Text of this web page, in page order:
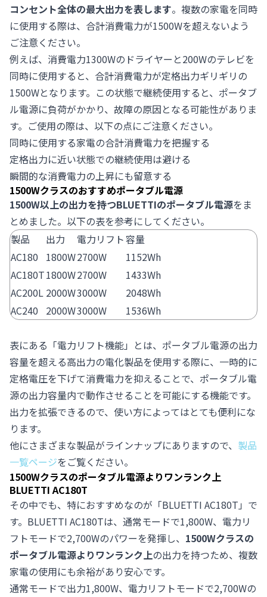
コンセント全体の最大出力を表します。複数の家電を同時
に使用する際は、合計消費電力が1500Wを超えないよう
ご注意ください。
例えば、消費電力1300Wのドライヤーと200Wのテレビを
同時に使用すると、合計消費電力が定格出力ギリギリの
1500Wとなります。この状態で継続使用すると、ポータブ
ル電源に負荷がかかり、故障の原因となる可能性がありま
す。ご使用の際は、以下の点にご注意ください。
同時に使用する家電の合計消費電力を把握する
定格出力に近い状態での継続使用は避ける
瞬間的な消費電力の上昇にも留意する
1500Wクラスのおすすめポータブル電源
1500W以上の出力を持つBLUETTIのポータブル電源をま
とめました。以下の表を参考にしてください。
製品
出力 電力リフト容量
AC180
1800W2700W
1152Wh
AC180T1800W2700W
1433Wh
AC200L 2000W3000W
2048Wh
AC240
2000W3000W 1536Wh
表にある「電力リフト機能」とは、ポータブル電源の出力
容量を超える高出力の電化製品を使用する際に、一時的に
定格電圧を下げて消費電力を抑えることで、ポータブル電
源の出力容量内で動作させることを可能にする機能です。
出力を拡張できるので、使い方によってはとても便利にな
ります。
他にさまざまな製品がラインナップにありますので、 製品
一覧ページをご覧ください。
1500Wクラスのポータブル電源よりワンランク上
BLUETTI AC180T
その中でも、特におすすめなのが「BLUETTI AC180T」で
す。BLUETTI AC180Tは、通常モードで1,800W、電力リ
フトモードで2,700Wのパワーを発揮し、 1500Wクラスの
ポータブル電源よりワンランク上の出力を持つため、複数
家電の使用にも余裕があり安心です。
通常モードで出力1,800W、電力リフトモードで2,700Wの